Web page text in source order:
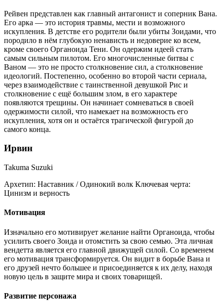
Рейвен представлен как главный антагонист и соперник Вана.
Его арка — это история травмы, мести и возможного
искупления. В детстве его родители были убиты Зоидами, что
породило в нём глубокую ненависть и недоверие ко всем,
кроме своего Органоида Тени. Он одержим идеей стать
самым сильным пилотом. Его многочисленные битвы с
Ваном — это не просто столкновение сил, а столкновение
идеологий. Постепенно, особенно во второй части сериала,
через взаимодействие с таинственной девушкой Рис и
столкновение с ещё большим злом, в его характере
появляются трещины. Он начинает сомневаться в своей
одержимости силой, что намекает на возможность его
искупления, хотя он и остаётся трагической фигурой до
самого конца.
Ирвин
Takuma Suzuki
Архетип: Наставник / Одинокий волк Ключевая черта:
Цинизм и верность
Мотивация
Изначально его мотивирует желание найти Органоида, чтобы
усилить своего Зоида и отомстить за свою семью. Эта личная
вендетта является его главной движущей силой. Со временем
его мотивация трансформируется. Он видит в борьбе Вана и
его друзей нечто большее и присоединяется к их делу, находя
новую цель в защите мира и своих товарищей.
Развитие персонажа